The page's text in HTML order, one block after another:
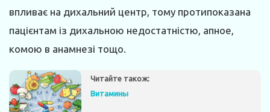
впливає на дихальний центр, тому протипоказана
пацієнтам із дихальною недостатністю, апное,
комою в анамнезі тощо.
Читайте також:
Витамины